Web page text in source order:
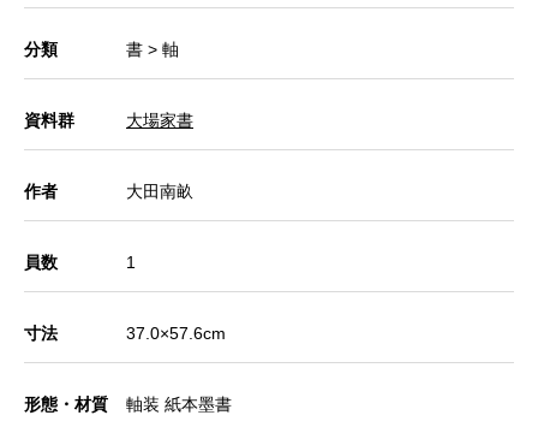
分類 書 > 軸
資料群 大場家書
作者 大田南畝
員数 1
寸法 37.0×57.6cm
形態・材質 軸装 紙本墨書